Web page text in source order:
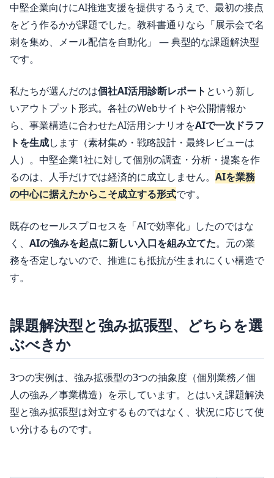
中堅企業向けにAI推進支援を提供するうえで、最初の接点
をどう作るかが課題でした。教科書通りなら「展示会で名
刺を集め、メール配信を自動化」 ― 典型的な課題解決型
です。
私たちが選んだのは個社AI活用診断レポート という新し
いアウトプット形式。各社のWebサイトや公開情報か
ら、事業構造に合わせたAI活用シナリオをAIで一次ドラフ
トを生成します（素材集め・戦略設計・最終レビューは
人）。中堅企業1社に対して個別の調査・分析・提案を作
るのは、人手だけでは経済的に成立しません。 AIを業務
の中心に据えたからこそ成立する形式です。
既存のセールスプロセスを「AIで効率化」したのではな
く、 AIの強みを起点に新しい入口を組み立てた。元の業
務を否定しないので、推進にも抵抗が生まれにくい構造で
す。
課題解決型と強み拡張型、どちらを選
ぶべきか
3つの実例は、強み拡張型の3つの抽象度（個別業務／個
人の強み／事業構造）を示しています。とはいえ課題解決
型と強み拡張型は対立するものではなく、状況に応じて使
い分けるものです。